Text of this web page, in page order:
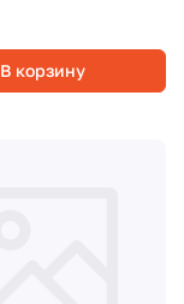
В корзину